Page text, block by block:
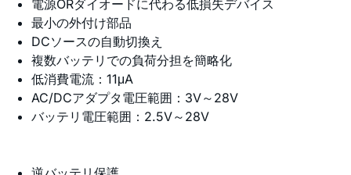
電源ORダイオードに代わる低損失デバイス
最小の外付け部品
DCソースの自動切換え
複数バッテリでの負荷分担を簡略化
低消費電流：11μA
AC/DCアダプタ電圧範囲：3V～28V
バッテリ電圧範囲：2.5V～28V